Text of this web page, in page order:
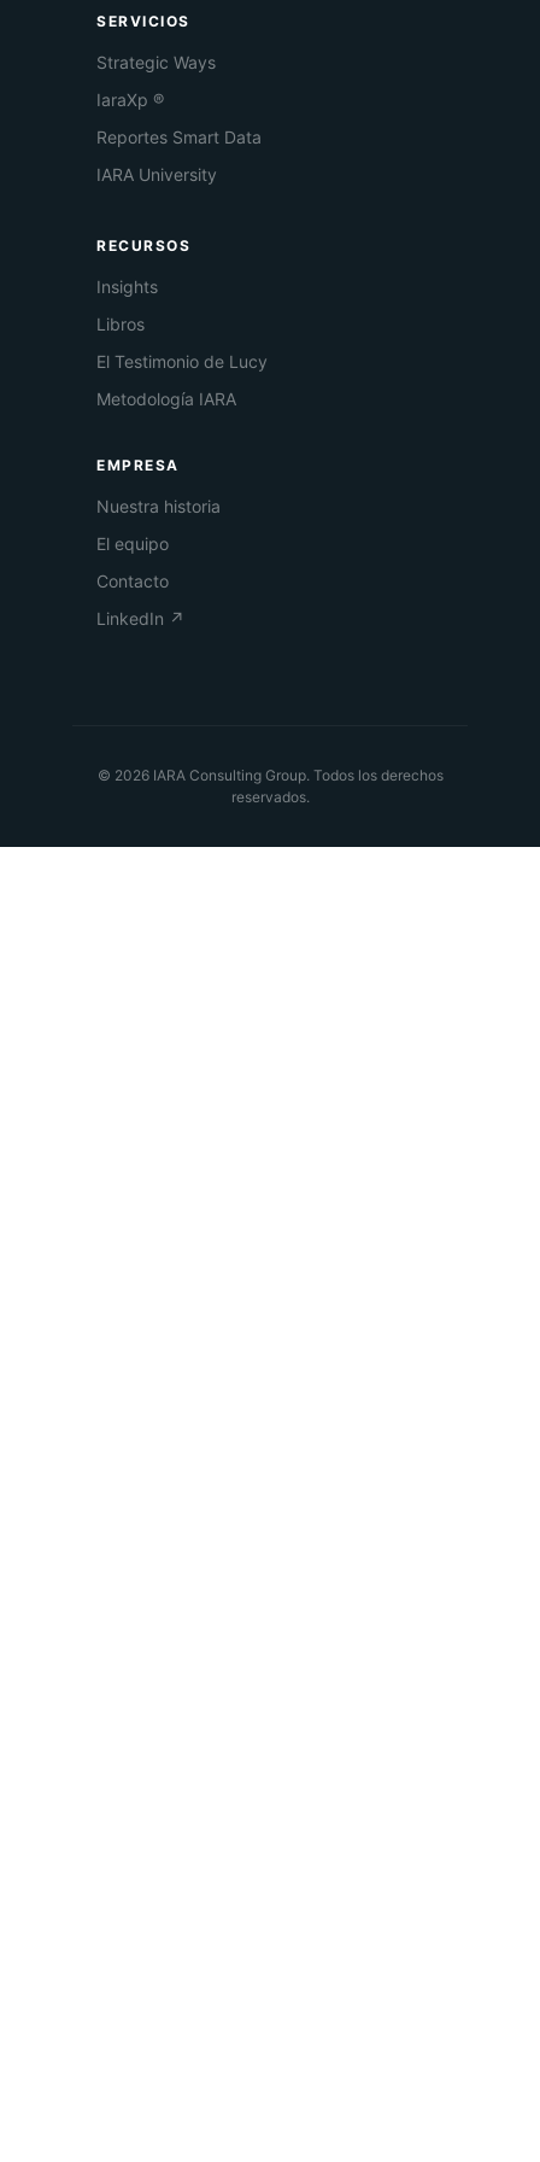
SERVICIOS
Strategic Ways
IaraXp ®
Reportes Smart Data
IARA University
RECURSOS
Insights
Libros
El Testimonio de Lucy
Metodología IARA
EMPRESA
Nuestra historia
El equipo
Contacto
LinkedIn ↗
© 2026 IARA Consulting Group. Todos los derechos
reservados.